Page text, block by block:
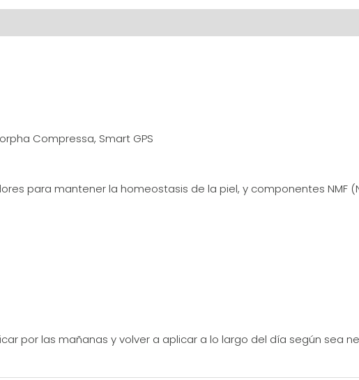
Compressa, Smart GPS
para mantener la homeostasis de la piel, y componentes NMF
por las mañanas y volver a aplicar a lo largo del día según sea